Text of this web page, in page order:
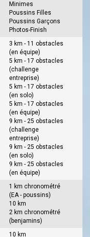
Minimes
Poussins Filles
Poussins Garçons
Photos-Finish
3 km - 11 obstacles
(en équipe)
5 km - 17 obstacles
(challenge
entreprise)
5 km - 17 obstacles
(en solo)
5 km - 17 obstacles
(en équipe)
9 km - 25 obstacles
(challenge
entreprise)
9 km - 25 obstacles
(en solo)
9 km - 25 obstacles
(en équipe)
1 km chronométré
(EA - poussins)
10 km
2 km chronométré
(benjamins)
10 km